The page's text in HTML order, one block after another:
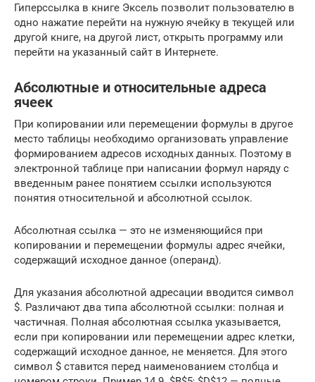
Гиперссылка в книге Эксель позволит пользователю в
одно нажатие перейти на нужную ячейку в текущей или
другой книге, на другой лист, открыть программу или
перейти на указанный сайт в Интернете.
Абсолютные и относительные адреса
ячеек
При копировании или перемещении формулы в другое
место таблицы необходимо организовать управление
формированием адресов исходных данных. Поэтому в
электронной таблице при написании формул наряду с
введенным ранее понятием ссылки используются
понятия относительной и абсолютной ссылок.
Абсолютная ссылка — это не изменяющийся при
копировании и перемещении формулы адрес ячейки,
содержащий исходное данное (операнд).
Для указания абсолютной адресации вводится символ
$. Различают два типа абсолютной ссылки: полная и
частичная. Полная абсолютная ссылка указывается,
если при копировании или перемещении адрес клетки,
содержащий исходное данное, не меняется. Для этого
символ $ ставится перед наименованием столбца и